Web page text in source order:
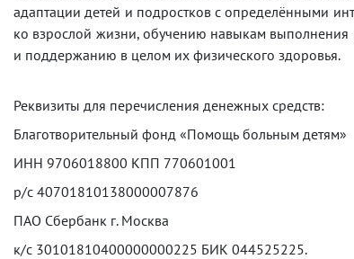
адаптации детей и подростков с определёнными
ко взрослой жизни, обучению навыкам
и поддержанию в целом их физического здоровья.
Реквизиты для перечисления денежных средств:
Благотворительный фонд «Помощь больным детям»
ИНН 9706018800 КПП 770601001
р/с 40701810138000007876
ПАО Сбербанк г. Москва
к/с 30101810400000000225 БИК 044525225.